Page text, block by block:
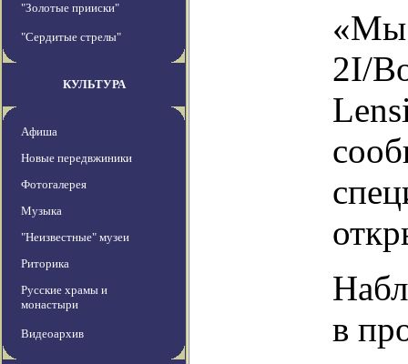
"Золотые прииски"
"Сердитые стрелы"
КУЛЬТУРА
Афиша
Новые передвжиники
Фотогалерея
Музыка
"Неизвестные" музеи
Риторика
Русские храмы и
монастыри
Видеоархив
«Мы
2I/
в